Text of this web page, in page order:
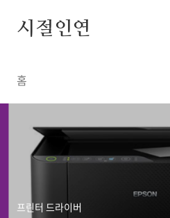
시절인연
홈
프린터 드라이버